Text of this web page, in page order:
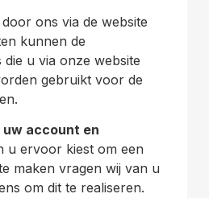
ons via de website
kunnen de
u via onze website
gebruikt voor de
uw account en
u ervoor kiest om een
maken vragen wij van u
om dit te realiseren.